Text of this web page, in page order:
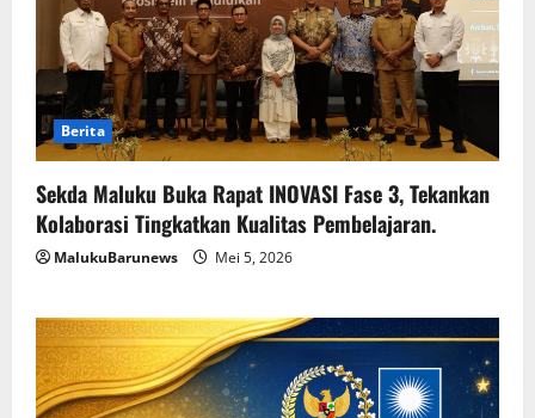
Berita
Sekda Maluku Buka Rapat INOVASI Fase 3, Tekankan
Kolaborasi Tingkatkan Kualitas Pembelajaran.
MalukuBarunews Mei 5, 2026